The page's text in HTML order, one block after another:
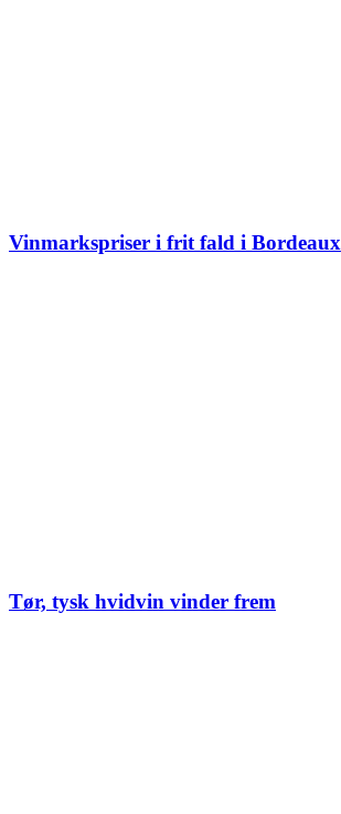
Vinmarkspriser i frit fald i Bordeaux
Tør, tysk hvidvin vinder frem